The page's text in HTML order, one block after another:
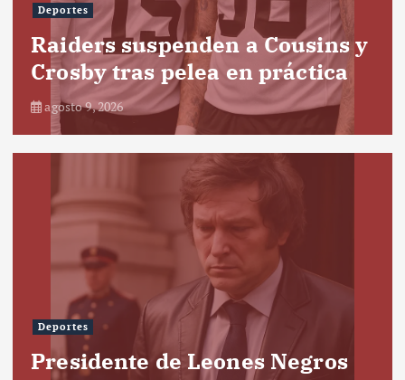
Deportes
Raiders suspenden a Cousins y
Crosby tras pelea en práctica
agosto 9, 2026
Deportes
Presidente de Leones Negros